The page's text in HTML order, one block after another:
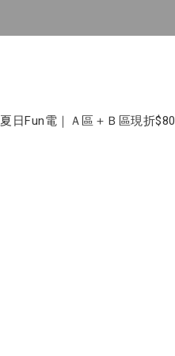
夏日Fun電｜Ａ區＋Ｂ區現折$80